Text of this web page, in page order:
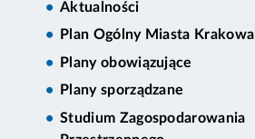
Aktualności
Plan Ogólny Miasta Krakowa
Plany obowiązujące
Plany sporządzane
Studium Zagospodarowania